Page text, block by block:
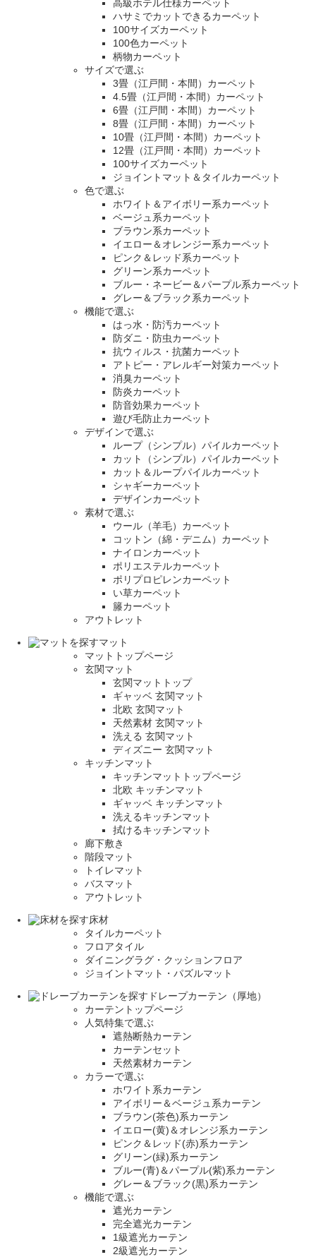
高級ホテル仕様カーペット
ハサミでカットできるカーペット
100サイズカーペット
100色カーペット
柄物カーペット
サイズで選ぶ
3畳（江戸間・本間）カーペット
4.5畳（江戸間・本間）カーペット
6畳（江戸間・本間）カーペット
8畳（江戸間・本間）カーペット
10畳（江戸間・本間）カーペット
12畳（江戸間・本間）カーペット
100サイズカーペット
ジョイントマット＆タイルカーペット
色で選ぶ
ホワイト＆アイボリー系カーペット
ベージュ系カーペット
ブラウン系カーペット
イエロー＆オレンジー系カーペット
ピンク＆レッド系カーペット
グリーン系カーペット
ブルー・ネービー＆パープル系カーペット
グレー＆ブラック系カーペット
機能で選ぶ
はっ水・防汚カーペット
防ダニ・防虫カーペット
抗ウィルス・抗菌カーペット
アトピー・アレルギー対策カーペット
消臭カーペット
防炎カーペット
防音効果カーペット
遊び毛防止カーペット
デザインで選ぶ
ループ（シンプル）パイルカーペット
カット（シンプル）パイルカーペット
カット＆ループパイルカーペット
シャギーカーペット
デザインカーペット
素材で選ぶ
ウール（羊毛）カーペット
コットン（綿・デニム）カーペット
ナイロンカーペット
ポリエステルカーペット
ポリプロピレンカーペット
い草カーペット
籐カーペット
アウトレット
マット
マットトップページ
玄関マット
玄関マットトップ
ギャッベ 玄関マット
北欧 玄関マット
天然素材 玄関マット
洗える 玄関マット
ディズニー 玄関マット
キッチンマット
キッチンマットトップページ
北欧 キッチンマット
ギャッベ キッチンマット
洗えるキッチンマット
拭けるキッチンマット
廊下敷き
階段マット
トイレマット
バスマット
アウトレット
床材
タイルカーペット
フロアタイル
ダイニングラグ・クッションフロア
ジョイントマット・パズルマット
ドレープカーテン（厚地）
カーテントップページ
人気特集で選ぶ
遮熱断熱カーテン
カーテンセット
天然素材カーテン
カラーで選ぶ
ホワイト系カーテン
アイボリー＆ベージュ系カーテン
ブラウン(茶色)系カーテン
イエロー(黄)＆オレンジ系カーテン
ピンク＆レッド(赤)系カーテン
グリーン(緑)系カーテン
ブルー(青)＆パープル(紫)系カーテン
グレー＆ブラック(黒)系カーテン
機能で選ぶ
遮光カーテン
完全遮光カーテン
1級遮光カーテン
2級遮光カーテン